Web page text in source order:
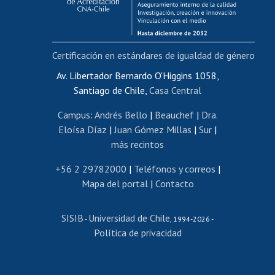
Funcionarias/os
Cursos internos de capacitación
Bienestar del personal
Portal de movilidad interna
Certificado de renta
Certificado de renta honorarios
Editar páginas blancas
Extranjeras/os
Revalidación y reconocimiento de títulos
Postulación al Programa de Movilidad Estudiantil
Cursos de español
Av. Libertador Bernardo O'Higgins 1058,
Santiago de Chile, Casa Central
Campus: Andrés Bello | Beauchef| Dra.
Eloísa Díaz |Juan Gómez Millas | Sur |
más recintos
+56 2 29782000 | Teléfonos y correos |
Mapa del portal| Contacto
SISIB - Universidad de Chile, 1994-2026 -
Política de privacidad
Certificación en estándares de igualdad de género